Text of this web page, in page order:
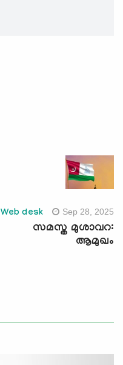
Web desk Sep 28, 2025
സമസ്ത മുശാവറ:
ആമുഖം